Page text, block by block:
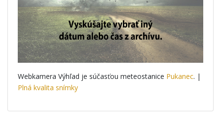
Webkamera Výhľad je súčasťou meteostanice Pukanec. |
Plná kvalita snímky